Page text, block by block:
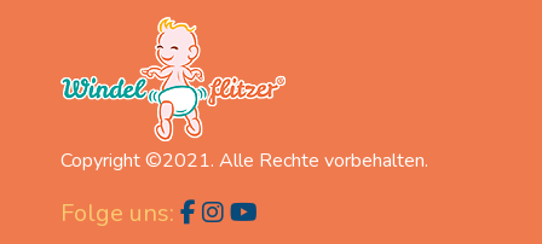
Copyright ©2021. Alle Rechte vorbehalten.
Folge uns: